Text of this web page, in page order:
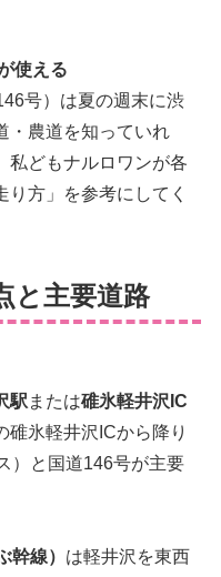
使える
号）は夏の週末に渋
・農道を知っていれ
私どもナルロワンが各
方」を参考にしてく
と主要道路
駅 または碓氷軽井沢IC
碓氷軽井沢ICから降り
）と国道146号が主要
幹線） は軽井沢を東西